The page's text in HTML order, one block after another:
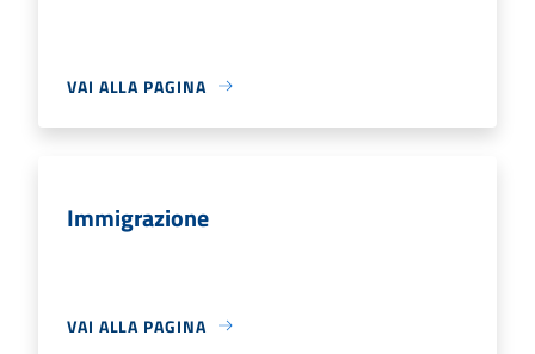
VAI ALLA PAGINA
Immigrazione
VAI ALLA PAGINA